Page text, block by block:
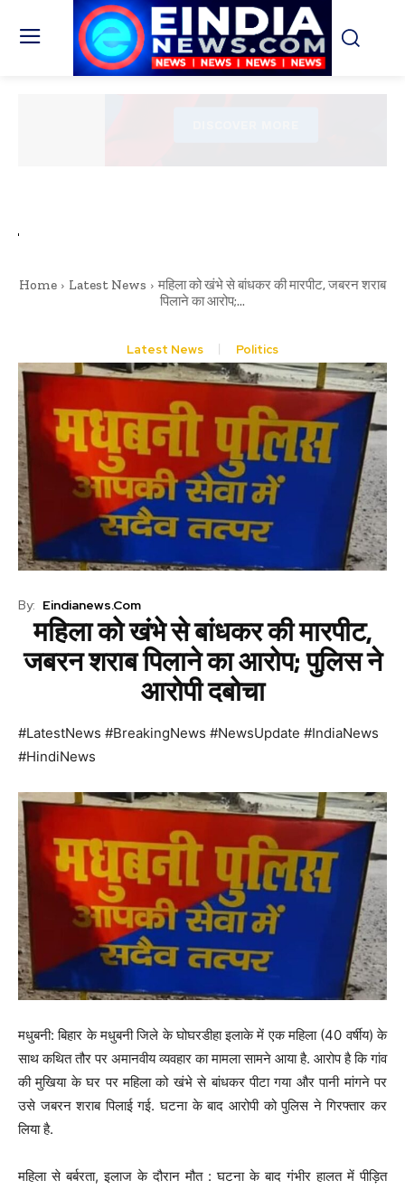
Home Latest News
महिला को खंभे से बांधकर की मारपीट, जबरन शराब
पिलाने का आरोप;...
Latest News Politics
By: Eindianews.com
महिला को खंभे से बांधकर की मारपीट,
जबरन शराब पिलाने का आरोप; पुलिस ने
आरोपी दबोचा
#LatestNews #BreakingNews #NewsUpdate #IndiaNews
#HindiNews
मधुबनी: बिहार के मधुबनी जिले के घोघरडीहा इलाके में एक महिला (40 वर्षीय) के
साथ कथित तौर पर अमानवीय व्यवहार का मामला सामने आया है. आरोप है कि गांव
की मुखिया के घर पर महिला को खंभे से बांधकर पीटा गया और पानी मांगने पर
उसे जबरन शराब पिलाई गई. घटना के बाद आरोपी को पुलिस ने गिरफ्तार कर
लिया है.
महिला से बर्बरता, इलाज के दौरान मौत : घटना के बाद गंभीर हालत में पीड़ित